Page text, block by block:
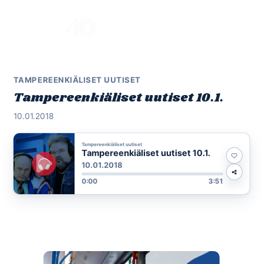
TAMPEREENKIÄLISET UUTISET
Tampereenkiäliset uutiset 10.1.
10.01.2018
Tampereenkiäliset uutiset
Tampereenkiäliset uutiset 10.1.
10.01.2018
0:00 3:51